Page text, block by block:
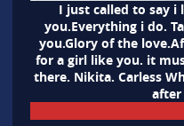
I just called to say i
you.Everything i do.
you.Glory of the
for a girl like you. it
there. Nikita. Carless
after